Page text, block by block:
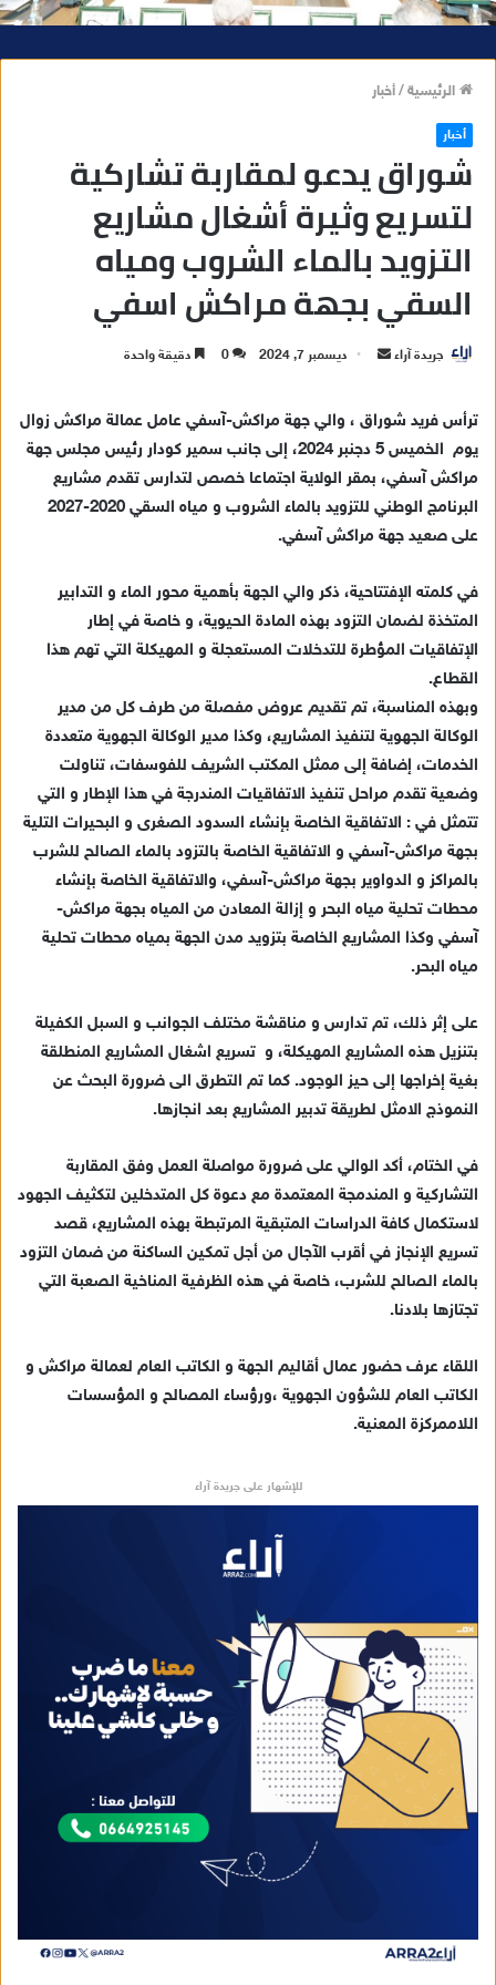
الرئيسية/أخبار
أخبار
شوراق يدعو لمقاربة تشاركية
لتسريع وثيرة أشغال مشاريع
التزويد بالماء الشروب ومياه
السقي بجهة مراكش اسفي
جريدة آراء
ر
ي
د
إ
ل
ك
و
ن
ديسمبر 7, 2024 0 دقيقة واحدة
ترأس فريد شوراق ، والي جهة مراكش-آسفي عامل عمالة مراكش زوال
يوم الخميس 5 دجنبر 2024، إلى جانب سمير كودار رئيس مجلس جهة
مراكش آسفي، بمقر الولاية اجتماعا خصص لتدارس تقدم مشاريع
البرنامج الوطني للتزويد بالماء الشروب و مياه السقي 2020-2027
على صعيد جهة مراكش آسفي.
في كلمته الإفتتاحية، ذكر والي الجهة بأهمية محور الماء و التدابير
المتخذة لضمان التزود بهذه المادة الحيوية، و خاصة في إطار
الإتفاقيات المؤطرة للتدخلات المستعجلة و المهيكلة التي تهم هذا
القطاع.
وبهذه المناسبة، تم تقديم عروض مفصلة من طرف كل من مدير
الوكالة الجهوية لتنفيذ المشاريع، وكذا مدير الوكالة الجهوية متعددة
الخدمات، إضافة إلى ممثل المكتب الشريف للفوسفات، تناولت
وضعية تقدم مراحل تنفيذ الاتفاقيات المندرجة في هذا الإطار و التي
تتمثل في : الاتفاقية الخاصة بإنشاء السدود الصغرى و البحيرات التلية
بجهة مراكش-آسفي و الاتفاقية الخاصة بالتزود بالماء الصالح للشرب
بالمراكز و الدواوير بجهة مراكش-آسفي، والاتفاقية الخاصة بإنشاء
محطات تحلية مياه البحر و إزالة المعادن من المياه بجهة مراكش-
آسفي وكذا المشاريع الخاصة بتزويد مدن الجهة بمياه محطات تحلية
مياه البحر.
على إثر ذلك، تم تدارس و مناقشة مختلف الجوانب و السبل الكفيلة
بتنزيل هذه المشاريع المهيكلة، و تسريع اشغال المشاريع المنطلقة
بغية إخراجها إلى حيز الوجود. كما تم التطرق الى ضرورة البحث عن
النموذج الامثل لطريقة تدبير المشاريع بعد انجازها.
في الختام، أكد الوالي على ضرورة مواصلة العمل وفق المقاربة
التشاركية و المندمجة المعتمدة مع دعوة كل المتدخلين لتكثيف الجهود
لاستكمال كافة الدراسات المتبقية المرتبطة بهذه المشاريع، قصد
تسريع الإنجاز في أقرب الآجال من أجل تمكين الساكنة من ضمان التزود
بالماء الصالح للشرب، خاصة في هذه الظرفية المناخية الصعبة التي
تجتازها بلادنا.
اللقاء عرف حضور عمال أقاليم الجهة و الكاتب العام لعمالة مراكش و
الكاتب العام للشؤون الجهوية ،ورؤساء المصالح و المؤسسات
اللاممركزة المعنية.
للإشهار على جريدة آراء